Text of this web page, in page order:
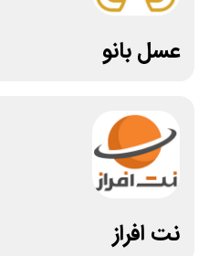
عسل بانو
نت افراز